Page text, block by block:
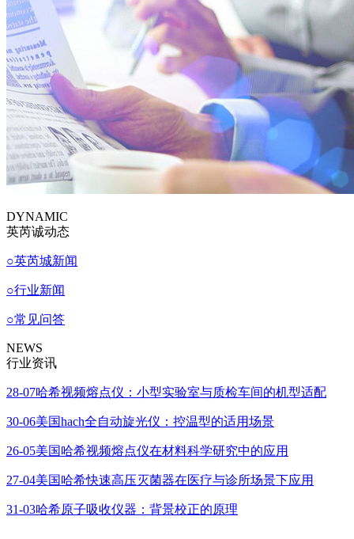
DYNAMIC
英芮诚动态
○英芮城新闻
○行业新闻
○常见问答
NEWS
行业资讯
28-07哈希视频熔点仪：小型实验室与质检车间的机型适配
30-06美国hach全自动旋光仪：控温型的适用场景
26-05美国哈希视频熔点仪在材料科学研究中的应用
27-04美国哈希快速高压灭菌器在医疗与诊所场景下应用
31-03哈希原子吸收仪器：背景校正的原理